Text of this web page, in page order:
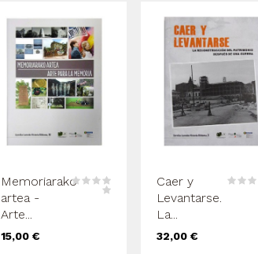
Memoriarako
artea -
Arte...
Precio
15,00 €
Caer y
Levantarse.
La...
Precio
32,00 €